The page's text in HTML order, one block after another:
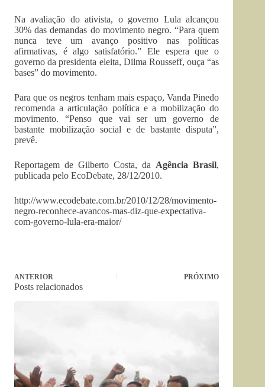
Na avaliação do ativista, o governo Lula alcançou
30% das demandas do movimento negro. “Para quem
nunca teve um avanço positivo nas políticas
afirmativas, é algo satisfatório.” Ele espera que o
governo da presidenta eleita, Dilma Rousseff, ouça “as
bases” do movimento.
Para que os negros tenham mais espaço, Vanda Pinedo
recomenda a articulação política e a mobilização do
movimento. “Penso que vai ser um governo de
bastante mobilização social e de bastante disputa”,
prevê.
Reportagem de Gilberto Costa, da Agência Brasil,
publicada pelo EcoDebate, 28/12/2010.
http://www.ecodebate.com.br/2010/12/28/movimento-
negro-reconhece-avancos-mas-diz-que-expectativa-
com-governo-lula-era-maior/
ANTERIOR PRÓXIMO
Posts relacionados